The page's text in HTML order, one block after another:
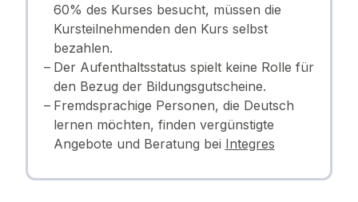
60% des Kurses besucht, müssen die
Kursteilnehmenden den Kurs selbst
bezahlen.
Der Aufenthaltsstatus spielt keine Rolle für
den Bezug der Bildungsgutscheine.
Fremdsprachige Personen, die Deutsch
lernen möchten, finden vergünstigte
Angebote und Beratung bei Integres